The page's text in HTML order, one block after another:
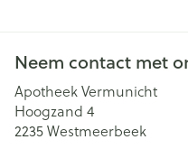
Neem contact met
Apotheek Vermunicht
Hoogzand 4
2235Westmeerbeek